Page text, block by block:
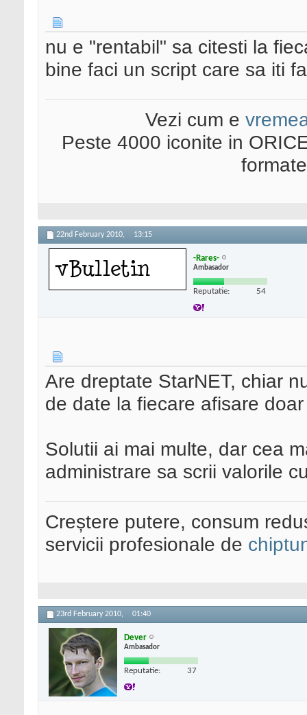
nu e "rentabil" sa citesti la
bine faci un script care sa iti
Vezi cum e
Peste 4000 iconite in
22nd February 2010, 13:15
-Rares-
Ambasador
Reputatie: 54
Are dreptate StarNET, chiar
de date la fiecare afisare
Solutii ai mai multe, dar cea
administrare sa scrii valorile
Creștere putere, consum
servicii profesionale de
23rd February 2010, 01:40
Dever
Ambasador
Reputatie: 37